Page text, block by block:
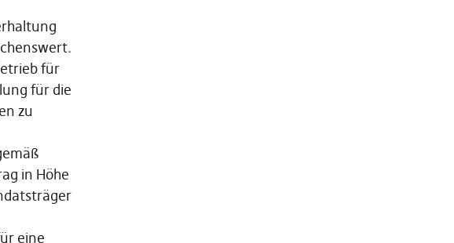
für
für die
zu
in Höhe
eine